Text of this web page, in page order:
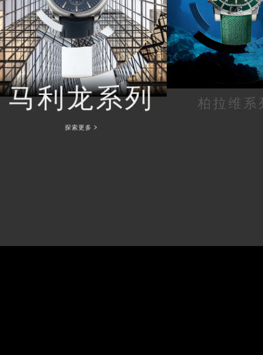
马利龙系列
探索更多
柏拉维系